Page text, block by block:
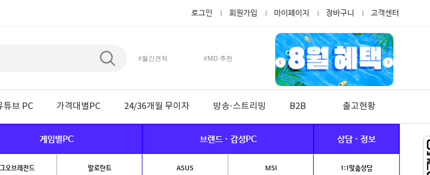
로그인 회원가입 마이페이지 장바구니 고객센터
#월간견적 #MD 추천
튜브 PC 가격대별PC 24/36개월 무이자 방송·스트리밍 B2B 출고현황
게임별PC 브랜드 · 감성PC 상담 · 정보
오브레전드 발로란트 ASUS MSI 1:1맞춤상담